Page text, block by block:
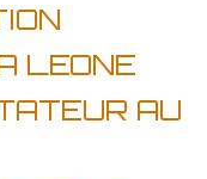
LEONE
AU